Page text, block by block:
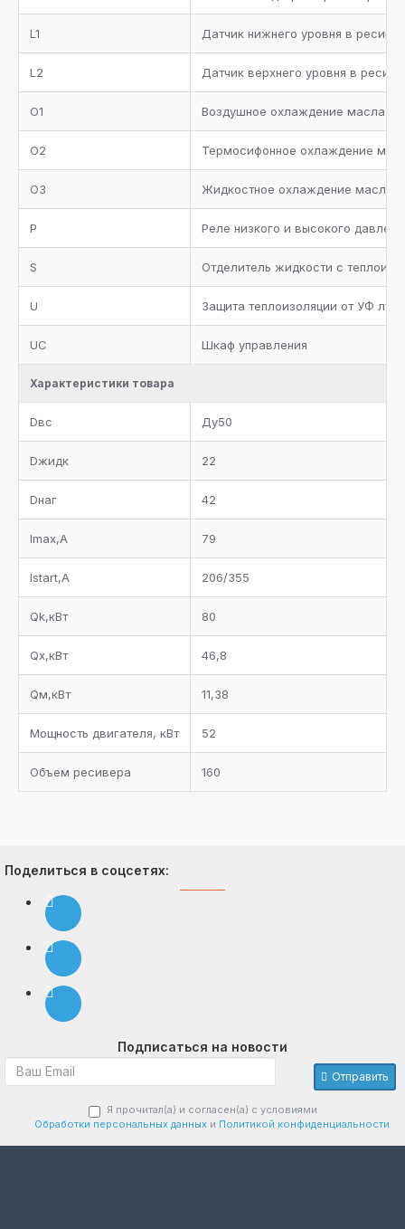
линии нагнетания
Ресивер с запорными вентилями и
предохранительным клапаном, жидкостная линия с
фильтром-осушителем, смотровым стеклом и
запорным вентилем на выходе
Фильтр-очиститель на линии всасывания каждого
Коллектор всасывания с теплоизоляцией
Манометры высокого и низкого давления
Два предохранительных клапана с трехходовым
L1 Датчик нижнего уровня в
L2 Датчик верхнего уровня в
O1 Воздушное охлаждение масла
O2 Термосифонное охлаждение
O3 Жидкостное охлаждение масла
P Реле низкого и высокого
S Отделитель жидкости с
U Защита теплоизоляции от УФ
UC Шкаф управления
Характеристики товара
Dвс Ду50
Dжидк 22
Dнаг 42
Imax,А 79
Istart,А 206/355
Qk,кВт 80
Qx,кВт 46,8
Qм,кВт 11,38
Мощность двигателя, кВт 52
Объем ресивера 160
Поделиться в соцсетях:
Подписаться на новости
Отправить
Я прочитал(а) и согласен(а) с условиями
Обработки персональных данныхи Политикой конфиденциальности